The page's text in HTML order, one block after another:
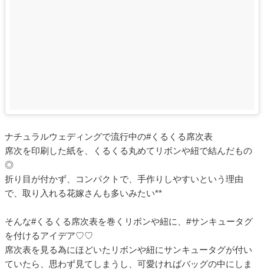
ナチュラルウェディングで流行中の#くるくる席次表
席次を印刷した紙を、くるくる丸めてリボンや紐で結んだもの
◎
折り目が付かず、コンパクトで、手作りしやすいという理由
で、取り入れる花嫁さんも多いみたい**
そんな#くるくる席次表を巻くリボンや紐に、#サンキュータグ
を付けるアイデア♡♡
席次表を見る為にほどいたリボンや紐にサンキュータグが付い
ていたら、思わず見てしまうし、可愛ければバッグの中にしま